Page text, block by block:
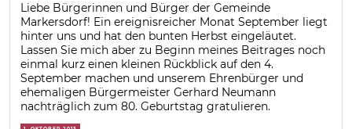
Liebe Bürgerinnen und Bürger der Gemeinde
Markersdorf! Ein ereignisreicher Monat September liegt
hinter uns und hat den bunten Herbst eingeläutet.
Lassen Sie mich aber zu Beginn meines Beitrages noch
einmal kurz einen kleinen Rückblick auf den 4.
September machen und unserem Ehrenbürger und
ehemaligen Bürgermeister Gerhard Neumann
nachträglich zum 80. Geburtstag gratulieren.